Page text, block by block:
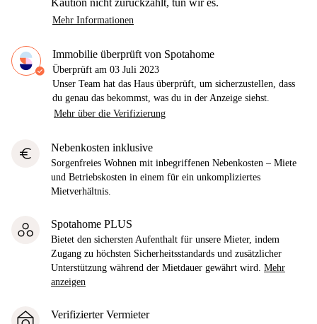
Kaution nicht zurückzahlt, tun wir es.
Mehr Informationen
Immobilie überprüft von Spotahome
Überprüft am 03 Juli 2023
Unser Team hat das Haus überprüft, um sicherzustellen, dass
du genau das bekommst, was du in der Anzeige siehst.
Mehr über die Verifizierung
euro Nebenkosten inklusive
Sorgenfreies Wohnen mit inbegriffenen Nebenkosten – Miete
und Betriebskosten in einem für ein unkompliziertes
Mietverhältnis.
Spotahome PLUS
Bietet den sichersten Aufenthalt für unsere Mieter, indem
Zugang zu höchsten Sicherheitsstandards und zusätzlicher
Unterstützung während der Mietdauer gewährt wird. Mehr
anzeigen
Verifizierter Vermieter